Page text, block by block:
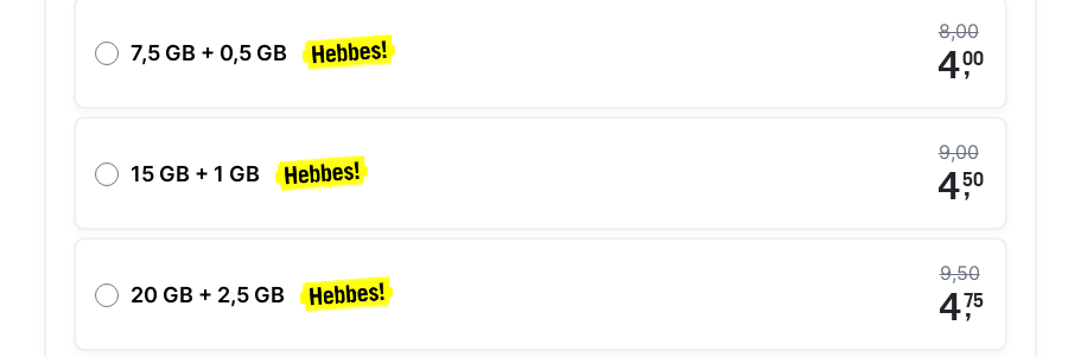
7,5 GB + 0,5 GB
8,00
4,
00
15 GB + 1 GB
9,00
4,
50
20 GB + 2,5 GB
9,50
4,75